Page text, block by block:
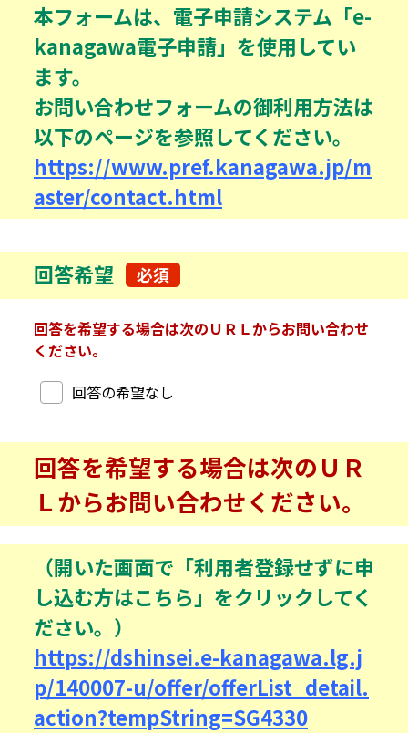
本フォームは、電子申請システム「e-
kanagawa電子申請」を使用してい
ます。
お問い合わせフォームの御利用方法は
以下のページを参照してください。
https://www.pref.kanagawa.jp/m
aster/contact.html
回答希望 必須
回答を希望する場合は次のＵＲＬからお問い合わせ
ください。
回答希望回答の希望なし
回答を希望する場合は次のＵＲ
Ｌからお問い合わせください。
（開いた画面で「利用者登録せずに申
し込む方はこちら」をクリックしてく
ださい。）
https://dshinsei.e-kanagawa.lg.j
p/140007-u/offer/offerList_detail.
action?tempString=SG4330